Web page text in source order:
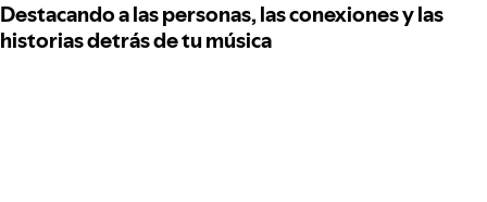
Destacando a las personas, las conexiones y las
historias detrás de tu música